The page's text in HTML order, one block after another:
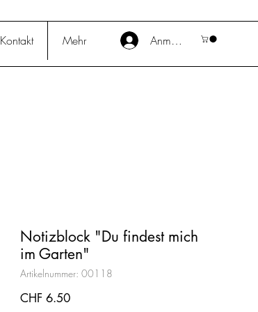
Kontakt Mehr Anmelden
Notizblock "Du findest mich
im Garten"
Artikelnummer: 00118
CHF 6.50Preis